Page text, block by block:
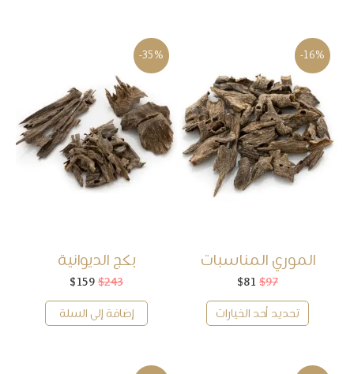
الموري المناسبات
$97 السعر
هو:
$97.
$81
هو:
$81.
-16%
تحديد أحد الخيارات
بكج الديوانية
$243 السعر
هو:
$243.
$159
هو:
$159.
-35%
إضافة إلى السلة